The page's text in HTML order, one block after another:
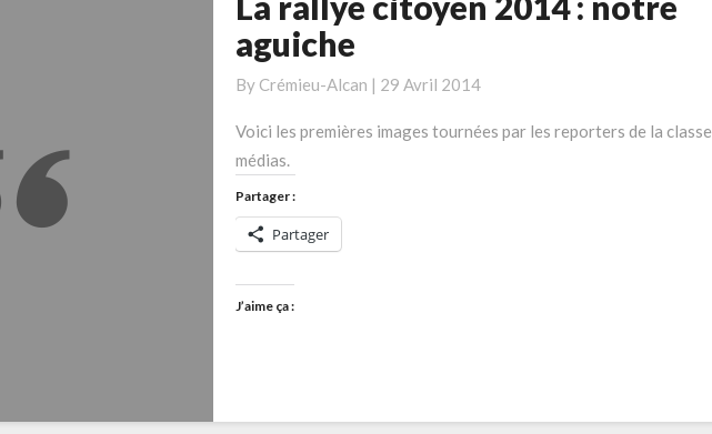
citoyen
2014
notre
aguiche
aguiche
By Crémieu-Alcan | 29 Avril 2014
Voici les premières images tournées par les reporters de la classe
médias.
Partager :
Partager
J’aime ça :